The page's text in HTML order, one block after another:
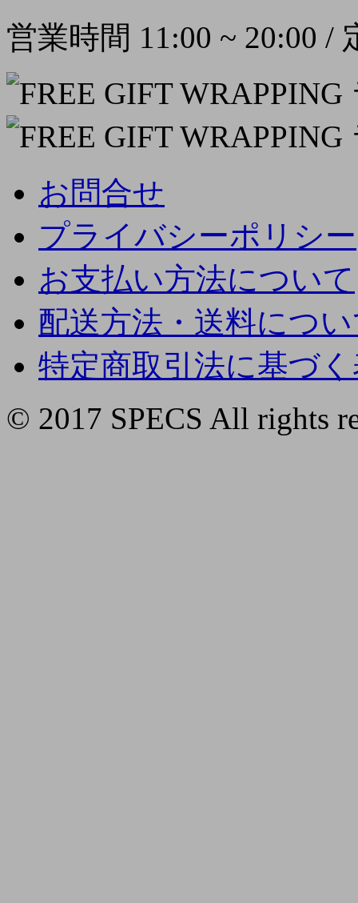
営業時間 11:00 ~ 20:00 /
お問合せ
プライバシーポリシー
お支払い方法について
配送方法・送料につ
特定商取引法に基づ
© 2017 SPECS All rights